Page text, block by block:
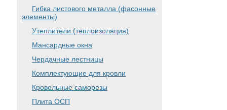
Гибка листового металла (фасонные
элементы)
Утеплители (теплоизоляция)
Мансардные окна
Чердачные лестницы
Комплектующие для кровли
Кровельные саморезы
Плита ОСП